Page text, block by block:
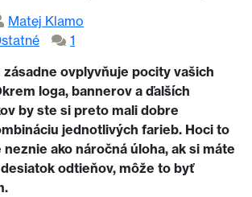
Matej Klamo
1
zásadne ovplyvňuje pocity vašich
loga, bannerov a ďalších
by ste si preto mali dobre
jednotlivých farieb. Hoci to
ako náročná úloha, ak si máte
odtieňov, môže to byť